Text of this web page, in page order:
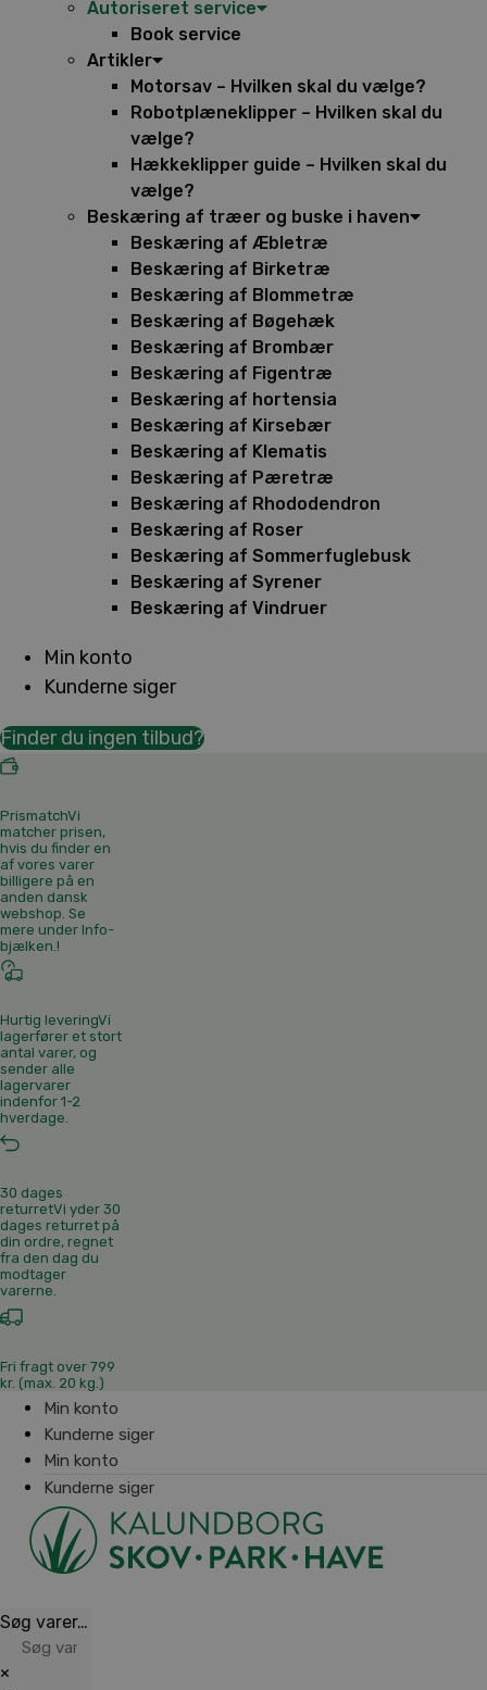
Autoriseret service
Book service
Artikler
Motorsav – Hvilken skal du vælge?
Robotplæneklipper – Hvilken skal du
vælge?
Hækkeklipper guide – Hvilken skal du
vælge?
Beskæring af træer og buske i haven
Beskæring af Æbletræ
Beskæring af Birketræ
Beskæring af Blommetræ
Beskæring af Bøgehæk
Beskæring af Brombær
Beskæring af Figentræ
Beskæring af hortensia
Beskæring af Kirsebær
Beskæring af Klematis
Beskæring af Pæretræ
Beskæring af Rhododendron
Beskæring af Roser
Beskæring af Sommerfuglebusk
Beskæring af Syrener
Beskæring af Vindruer
Min konto
Kunderne siger
Finder du ingen tilbud?
PrismatchVi
matcher prisen,
hvis du finder en
af vores varer
billigere på en
anden dansk
webshop. Se
mere under Info-
bjælken.!
Hurtig leveringVi
lagerfører et stort
antal varer, og
sender alle
lagervarer
indenfor 1-2
hverdage.
30 dages
returretVi yder 30
dages returret på
din ordre, regnet
fra den dag du
modtager
varerne.
Fri fragt over 799
kr. (max. 20 kg.)
Min konto
Kunderne siger
Min konto
Kunderne siger
Søg varer…
×